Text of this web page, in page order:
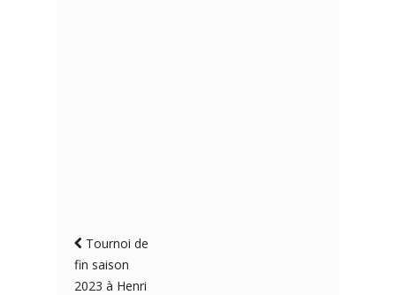
Tournoi de
fin saison
2023 à Henri